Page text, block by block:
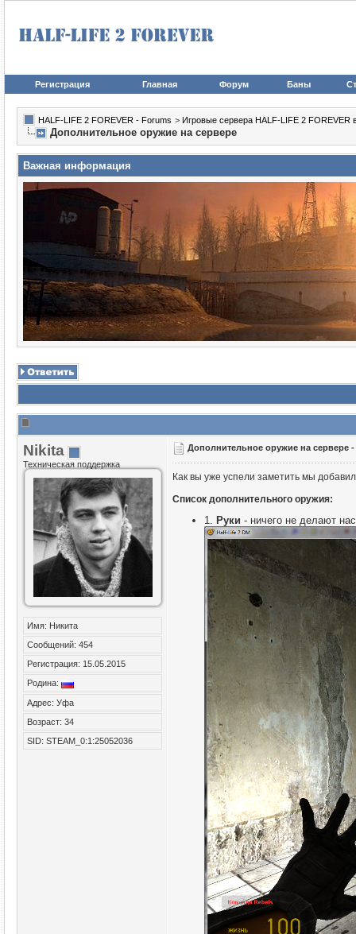
Регистрация Главная Форум Баны
HALF-LIFE 2 FOREVER - Forums > Игровые сервера HALF-LIFE 2 FOREVER
Дополнительное оружие на сервере
Важная информация
Nikita
Техническая поддержка
Имя: Никита
Сообщений: 454
Регистрация: 15.05.2015
Родина:
Адрес: Уфа
Возраст: 34
SID: STEAM_0:1:25052036
Дополнительное оружие на сервере -
Как вы уже успели заметить мы
Список дополнительного оружия:
1. Руки - ничего не делают